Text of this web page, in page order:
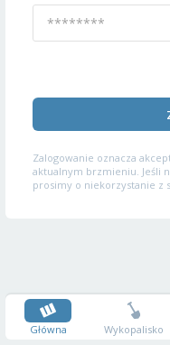
Zalogowanie oznacza
aktualnym brzmieniu. Jeśli
prosimy o niekorzystanie z
Główna Wykopalisko